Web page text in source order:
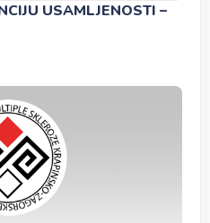
USAMLJENOSTI –